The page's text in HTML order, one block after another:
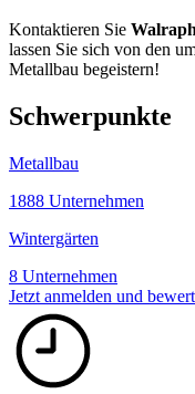
Kontaktieren Sie
lassen Sie sich von den
Metallbau begeistern!
Schwerpunkte
Metallbau
1888 Unternehmen
Wintergärten
8 Unternehmen
Jetzt anmelden und